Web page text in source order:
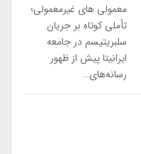
معمولی های غیرمعمولی؛
تأملی کوتاه بر جریان
سلبریتیسم در جامعه
ایرانیتا پیش از ظهور
رسانه‌های…